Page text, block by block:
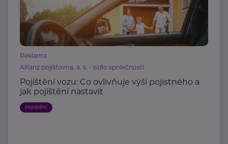
Reklama
Allianz pojišťovna, a. s. - sídlo společnosti
Pojištění vozu: Co ovlivňuje výši pojistného a
jak pojištění nastavit
Pojištění